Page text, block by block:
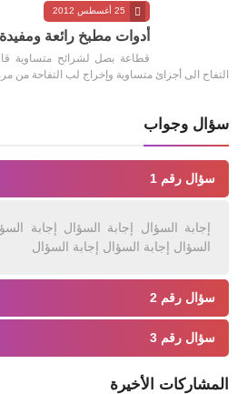
25 أغسطس 2012
أدوات مطبخ رائعة ومفيدة 2023
قطاعة بصل لشرائح متساوية
التفاح الى أجزائ متساوية وإخراج لب التفاحة من
سؤال وجواب
سؤال رقم 1
إجابة السؤال إجابة السؤال إجابة
السؤال إجابة السؤال إجابة السؤال
سؤال رقم 2
سؤال رقم 3
المشاركات الأخيرة